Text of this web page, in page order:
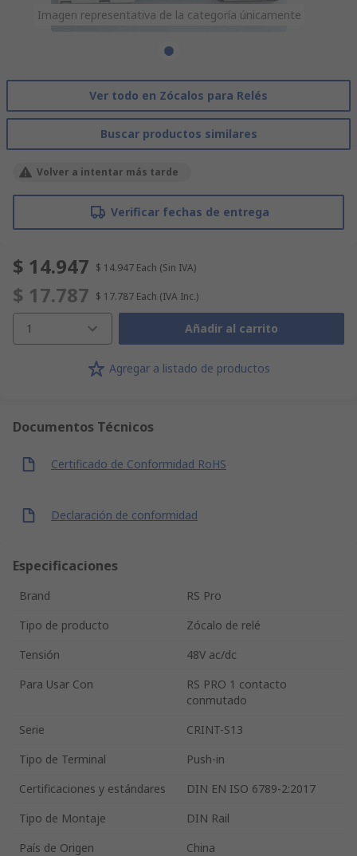
Imagen representativa de la categoría únicamente
Ver todo en Zócalos para Relés
Buscar productos similares
Volver a intentar más tarde
Verificar fechas de entrega
$ 14.947 $ 14.947 Each (Sin IVA)
$ 17.787 $ 17.787 Each (IVA Inc.)
1 Añadir al carrito
Agregar a listado de productos
Documentos Técnicos
Certificado de Conformidad RoHS
Declaración de conformidad
Especificaciones
Brand
RS Pro
Tipo de producto
Zócalo de relé
Tensión
48V ac/dc
Para Usar Con
RS PRO 1 contacto
conmutado
Serie
CRINT-S13
Tipo de Terminal
Push-in
Certificaciones y estándares
DIN EN ISO 6789-2:2017
Tipo de Montaje
DIN Rail
País de Origen
China